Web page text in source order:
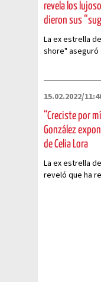
revela los
dieron sus
La ex estrella
shore" aseguró
15.02.2022/
“Creciste por
González
de Celia Lora
La ex estrella
reveló que ha